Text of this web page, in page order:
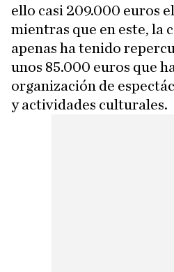
ello casi 209.000 euros
mientras que en este, la
apenas ha tenido
unos 85.000 euros que
organización de
y actividades culturales.